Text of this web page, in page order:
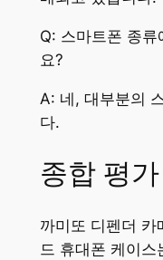
Q: 스마트폰 종
요?
A: 네, 대부분의
다.
종합 평
까미또 디펜더 카
드 휴대폰 케이스